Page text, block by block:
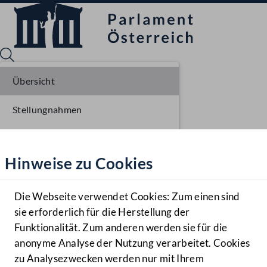
Hilfe
Benutzer
Navigationsmenü öffnen
MENÜ
Hinweise zu Cookies
Die Webseite verwendet Cookies: Zum einen sind
sie erforderlich für die Herstellung der
Funktionalität. Zum anderen werden sie für die
anonyme Analyse der Nutzung verarbeitet. Cookies
zu Analysezwecken werden nur mit Ihrem
Übersicht
Stellungnahmen